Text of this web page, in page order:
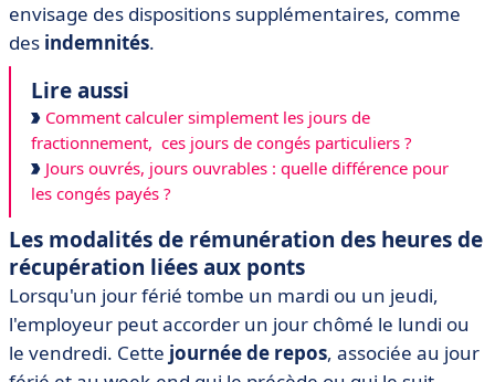
envisage des dispositions supplémentaires, comme
des indemnités.
Lire aussi
Comment calculer simplement les jours de
fractionnement, ces jours de congés particuliers ?
Jours ouvrés, jours ouvrables : quelle différence pour
les congés payés ?
Les modalités de rémunération des heures de
récupération liées aux ponts
Lorsqu'un jour férié tombe un mardi ou un jeudi,
l'employeur peut accorder un jour chômé le lundi ou
le vendredi. Cette journée de repos, associée au jour